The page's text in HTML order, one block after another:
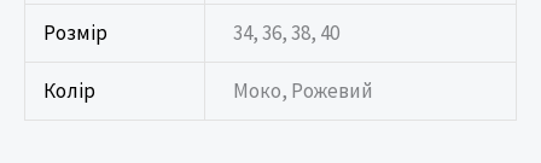
Розмір 34, 36, 38, 40
Колір Моко, Рожевий